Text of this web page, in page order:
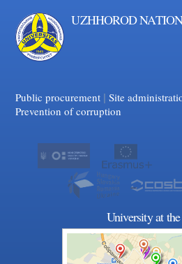
UZHHOROD
Public procurement | Site
Prevention of corruption
University at